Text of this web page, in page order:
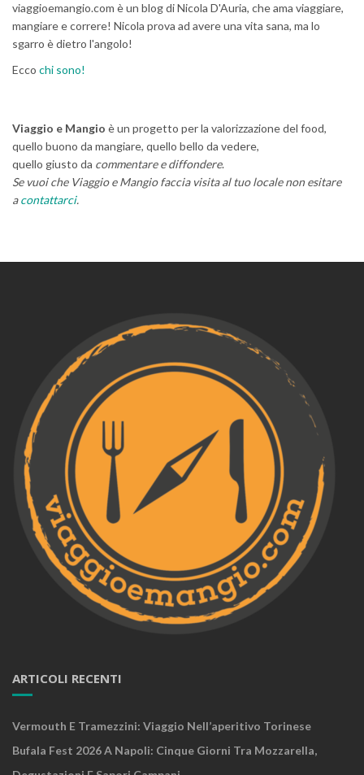
viaggioemangio.com è un blog di Nicola D'Auria, che ama viaggiare,
mangiare e correre! Nicola prova ad avere una vita sana, ma lo
sgarro è dietro l'angolo!
Ecco chi sono!
Viaggio e Mangio è un progetto per la valorizzazione del food,
quello buono da mangiare, quello bello da vedere,
quello giusto da commentare e diffondere.
Se vuoi che Viaggio e Mangio faccia visita al tuo locale non esitare
acontattarci.
ARTICOLI RECENTI
Vermouth E Tramezzini: Viaggio Nell’aperitivo Torinese
Bufala Fest 2026 A Napoli: Cinque Giorni Tra Mozzarella,